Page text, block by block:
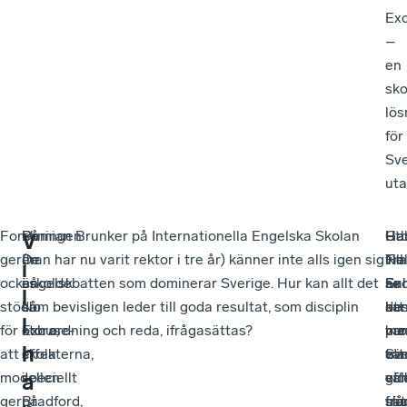
–
en
för
Forskningen
ger
också
stöd
för
att
modellen
ger
–
De
är
så
stora,
effekterna,
speciellt
på
På
en
engelsk
No
Excuse-
skola
i
Bradford,
V
i
l
l
h
a
Damian Brunker på Internationella Engelska Skolan
(han har nu varit rektor i tre år) känner inte alls igen sig
i skoldebatten som dominerar Sverige. Hur kan allt det
som bevisligen leder till goda resultat, som disciplin
och ordning och reda, ifrågasättas?
vill
se
att
ska
–
är
de
No
ett
hur